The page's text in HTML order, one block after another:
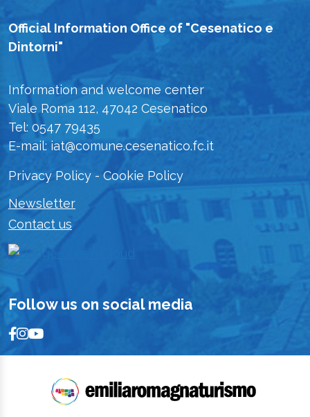
Official Information Office of "Cesenatico e
Dintorni"
Information and welcome center
Viale Roma 112, 47042 Cesenatico
Tel: 0547 79435
E-mail: iat@comune.cesenatico.fc.it
Privacy Policy - Cookie Policy
Newsletter
Contact us
Follow us on social media